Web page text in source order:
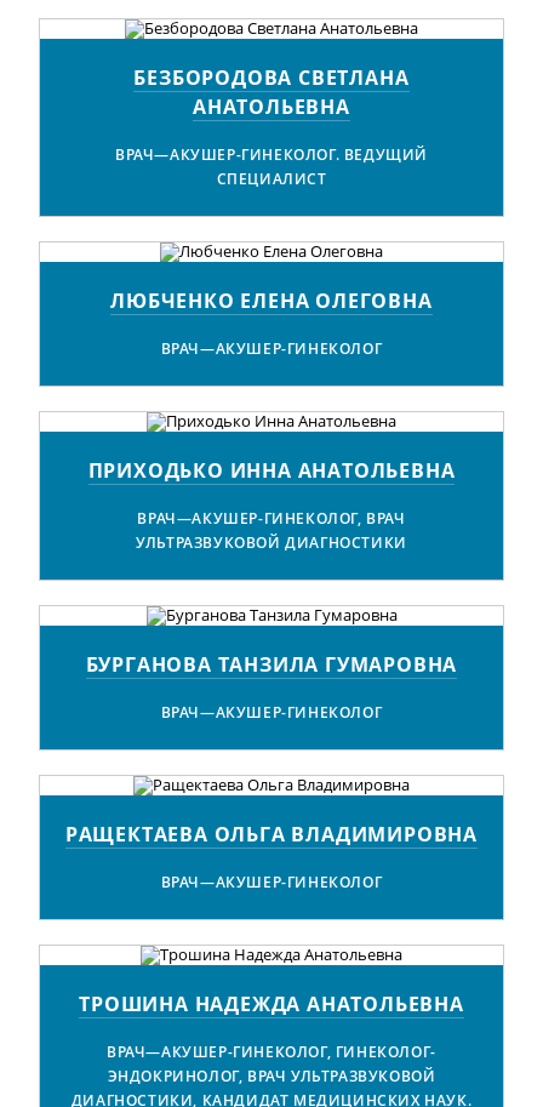
БЕЗБОРОДОВА СВЕТЛАНА
АНАТОЛЬЕВНА
ВРАЧ—АКУШЕР-ГИНЕКОЛОГ. ВЕДУЩИЙ
СПЕЦИАЛИСТ
ЛЮБЧЕНКО ЕЛЕНА ОЛЕГОВНА
ВРАЧ—АКУШЕР-ГИНЕКОЛОГ
ПРИХОДЬКО ИННА АНАТОЛЬЕВНА
ВРАЧ—АКУШЕР-ГИНЕКОЛОГ, ВРАЧ
УЛЬТРАЗВУКОВОЙ ДИАГНОСТИКИ
БУРГАНОВА ТАНЗИЛА ГУМАРОВНА
ВРАЧ—АКУШЕР-ГИНЕКОЛОГ
РАЩЕКТАЕВА ОЛЬГА ВЛАДИМИРОВНА
ВРАЧ—АКУШЕР-ГИНЕКОЛОГ
ТРОШИНА НАДЕЖДА АНАТОЛЬЕВНА
ВРАЧ—АКУШЕР-ГИНЕКОЛОГ, ГИНЕКОЛОГ-
ЭНДОКРИНОЛОГ, ВРАЧ УЛЬТРАЗВУКОВОЙ
ДИАГНОСТИКИ, КАНДИДАТ МЕДИЦИНСКИХ НАУК.